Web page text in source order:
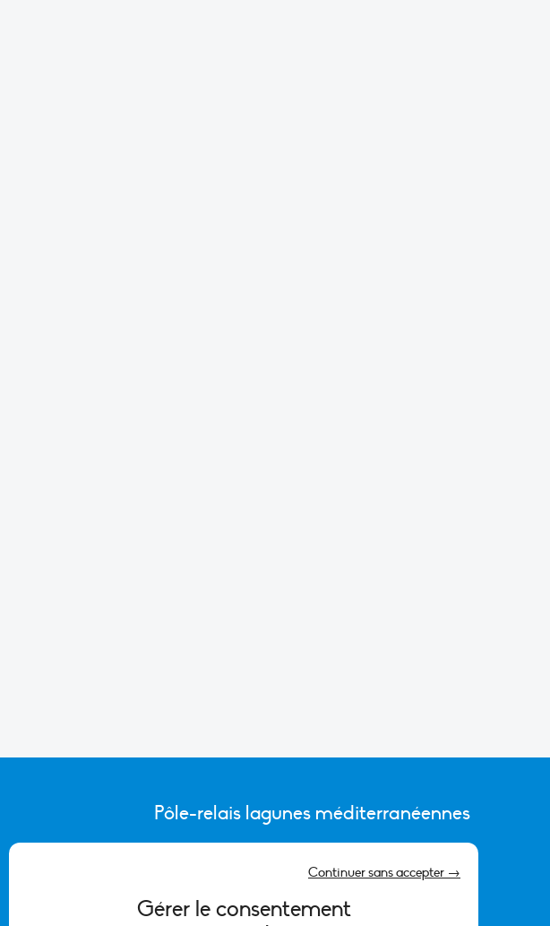
Gérer le consentement
Continuer sans accepter →
Pôle-relais lagunes méditerranéennes
CONTACTER L’ÉQUIPE DU PÔLE